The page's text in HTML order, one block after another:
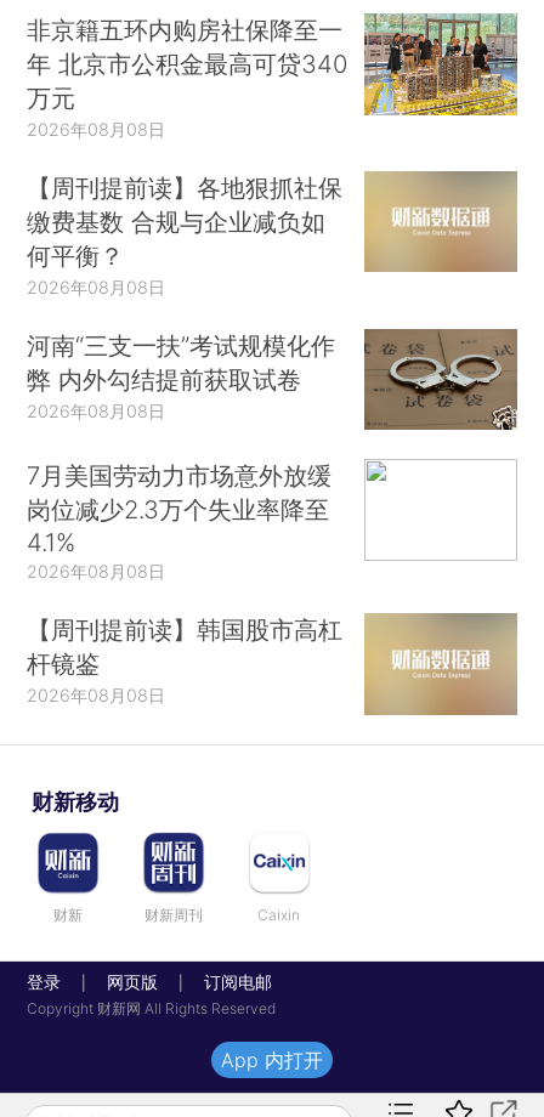
非京籍五环内购房社保降至一
年 北京市公积金最高可贷340
万元
2026年08月08日
【周刊提前读】各地狠抓社保
缴费基数 合规与企业减负如
何平衡？
2026年08月08日
河南“三支一扶”考试规模化作
弊 内外勾结提前获取试卷
2026年08月08日
7月美国劳动力市场意外放缓
岗位减少2.3万个失业率降至
4.1%
2026年08月08日
【周刊提前读】韩国股市高杠
杆镜鉴
2026年08月08日
财新移动
财新 财新周刊 Caixin
登录 网页版 订阅电邮
Copyright 财新网 All Rights Reserved
App 内打开